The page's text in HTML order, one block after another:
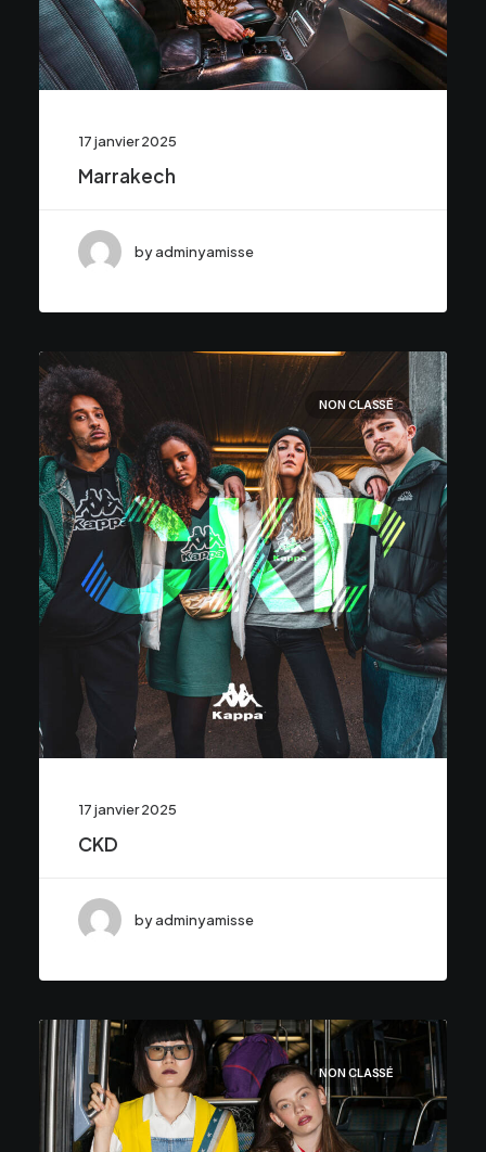
17 janvier 2025
Marrakech
by adminyamisse
NON CLASSÉ
17 janvier 2025
CKD
by adminyamisse
NON CLASSÉ